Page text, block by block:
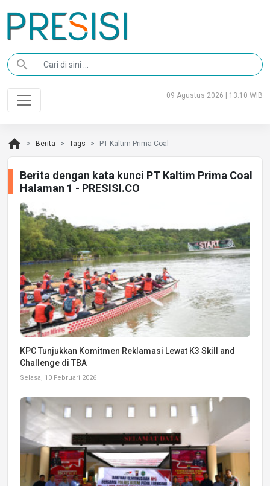
search
09 Agustus 2026 | 13:10 WIB
home Berita Tags PT Kaltim Prima Coal
Berita dengan kata kunci PT Kaltim Prima Coal
Halaman 1 - PRESISI.CO
KPC Tunjukkan Komitmen Reklamasi Lewat K3 Skill and
Challenge di TBA
Selasa, 10 Februari 2026